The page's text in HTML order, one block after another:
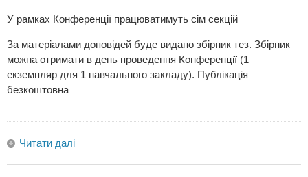
У рамках Конференції працюватимуть сім секцій
За матеріалами доповідей буде видано збірник тез. Збірник
можна отримати в день проведення Конференції (1
екземпляр для 1 навчального закладу). Публікація
безкоштовна
Читати далі